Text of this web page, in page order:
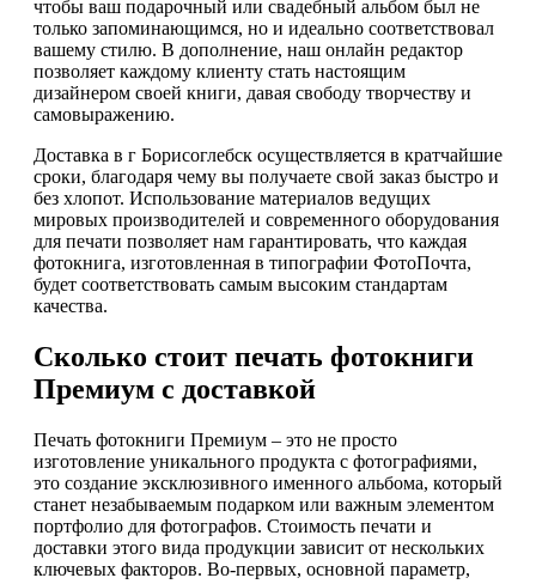
чтобы ваш подарочный или свадебный альбом был не
только запоминающимся, но и идеально соответствовал
вашему стилю. В дополнение, наш онлайн редактор
позволяет каждому клиенту стать настоящим
дизайнером своей книги, давая свободу творчеству и
самовыражению.
Доставка в г Борисоглебск осуществляется в кратчайшие
сроки, благодаря чему вы получаете свой заказ быстро и
без хлопот. Использование материалов ведущих
мировых производителей и современного оборудования
для печати позволяет нам гарантировать, что каждая
фотокнига, изготовленная в типографии ФотоПочта,
будет соответствовать самым высоким стандартам
качества.
Сколько стоит печать фотокниги
Премиум с доставкой
Печать фотокниги Премиум – это не просто
изготовление уникального продукта с фотографиями,
это создание эксклюзивного именного альбома, который
станет незабываемым подарком или важным элементом
портфолио для фотографов. Стоимость печати и
доставки этого вида продукции зависит от нескольких
ключевых факторов. Во-первых, основной параметр,